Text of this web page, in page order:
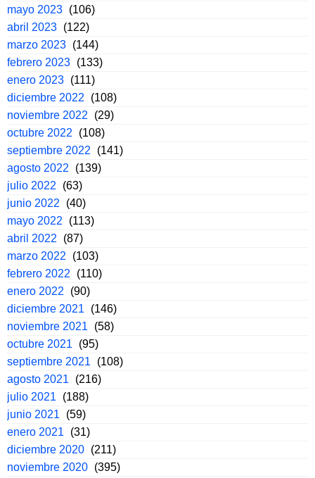
mayo 2023 (106)
abril 2023 (122)
marzo 2023 (144)
febrero 2023 (133)
enero 2023 (111)
diciembre 2022
(108)
noviembre 2022
(29)
octubre 2022
(108)
septiembre 2022
(141)
agosto 2022
(139)
julio 2022
(63)
junio 2022
(40)
mayo 2022
(113)
abril 2022
(87)
marzo 2022
(103)
febrero 2022
(110)
enero 2022
(90)
diciembre 2021
(146)
noviembre 2021
(58)
octubre 2021
(95)
septiembre 2021
(108)
agosto 2021
(216)
julio 2021
(188)
junio 2021
(59)
enero 2021
(31)
diciembre 2020 (211)
noviembre 2020 (395)